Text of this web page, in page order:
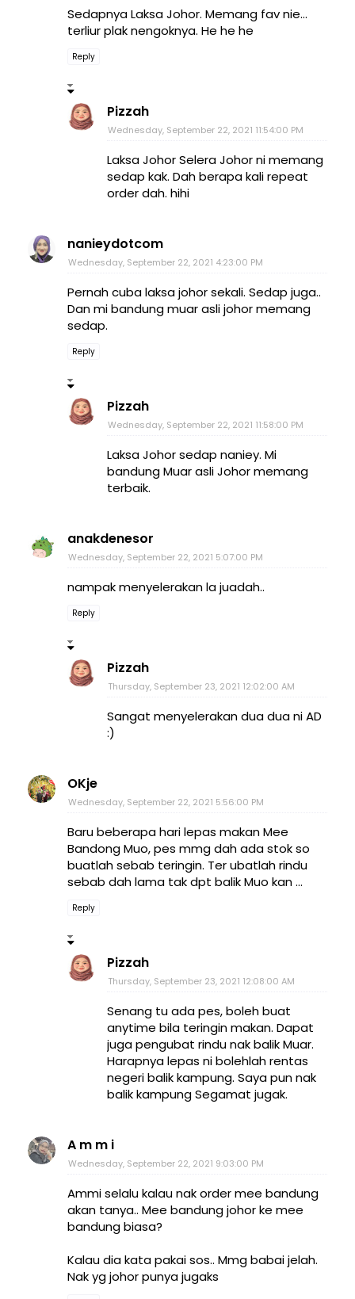
Sedapnya Laksa Johor. Memang fav nie...
terliur plak nengoknya. He he he
Reply
Pizzah
Wednesday, September 22, 2021 11:54:00 PM
Laksa Johor Selera Johor ni memang
sedap kak. Dah berapa kali repeat
order dah. hihi
nanieydotcom
Wednesday, September 22, 2021 4:23:00 PM
Pernah cuba laksa johor sekali. Sedap juga..
Dan mi bandung muar asli johor memang
sedap.
Reply
Pizzah
Wednesday, September 22, 2021 11:58:00 PM
Laksa Johor sedap naniey. Mi
bandung Muar asli Johor memang
terbaik.
anakdenesor
Wednesday, September 22, 2021 5:07:00 PM
nampak menyelerakan la juadah..
Reply
Pizzah
Thursday, September 23, 2021 12:02:00 AM
Sangat menyelerakan dua dua ni AD
:)
OKje
Wednesday, September 22, 2021 5:56:00 PM
Baru beberapa hari lepas makan Mee
Bandong Muo, pes mmg dah ada stok so
buatlah sebab teringin. Ter ubatlah rindu
sebab dah lama tak dpt balik Muo kan …
Reply
Pizzah
Thursday, September 23, 2021 12:08:00 AM
Senang tu ada pes, boleh buat
anytime bila teringin makan. Dapat
juga pengubat rindu nak balik Muar.
Harapnya lepas ni bolehlah rentas
negeri balik kampung. Saya pun nak
balik kampung Segamat jugak.
A m m i
Wednesday, September 22, 2021 9:03:00 PM
Ammi selalu kalau nak order mee bandung
akan tanya.. Mee bandung johor ke mee
bandung biasa?
Kalau dia kata pakai sos.. Mmg babai jelah.
Nak yg johor punya jugaks